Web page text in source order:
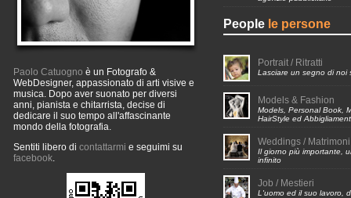
Paolo Catuogno è un Fotografo &
WebDesigner, appassionato di arti visive e
musica. Dopo aver suonato per diversi
anni, pianista e chitarrista, decise di
dedicare il suo tempo all'affascinante
mondo della fotografia.
Sentiti libero di contattarmi e seguimi su
facebook.
People le persone
Portrait / Ritratti
Lasciare un segno di noi
Models & Fashion
Models, Personal Book,
HairStyle ed
Weddings / Matrimoni
Il giorno più importante,
infinito
Job / Mestieri
L'uomo ed il suo lavoro,